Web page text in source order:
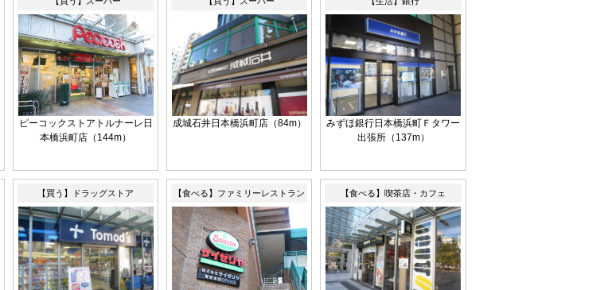
ピーコックストアトルナーレ日
本橋浜町店（144m）
成城石井日本橋浜町店（84m）
みずほ銀行日本橋浜町Ｆタワー
出張所（137m）
【買う】ドラッグストア 【食べる】ファミリーレストラン 【食べる】喫茶店・カフェ